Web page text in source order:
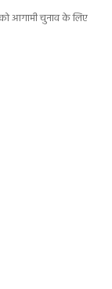
आगामी चुनाव के लिए